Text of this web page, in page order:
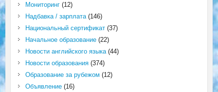
Мониторинг(12)
Надбавка / зарплата(146)
Национальный сертификат(37)
Начальное образование(22)
Новости английского языка(44)
Новости образования(374)
Образование за рубежом (12)
Объявление(16)